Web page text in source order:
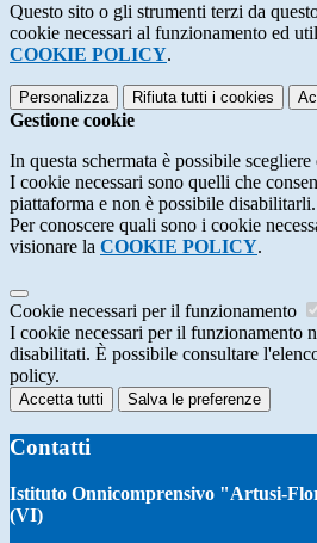
Questo sito o gli strumenti terzi da
cookie necessari al funzionamento ed
COOKIE POLICY.
Personalizza Rifiuta tutti i cookies
Gestione cookie
In questa schermata è possibile
I cookie necessari sono quelli che
piattaforma e non è possibile disabilitarli.
Per conoscere quali sono i cookie
visionare la COOKIE POLICY.
Cookie necessari per il funzionamento
I cookie necessari per il funzionamento
disabilitati. È possibile consultare
policy.
Accetta tutti Salva le preferenze
Contatti
Istituto Onnicomprensivo "Artusi-
(VI)